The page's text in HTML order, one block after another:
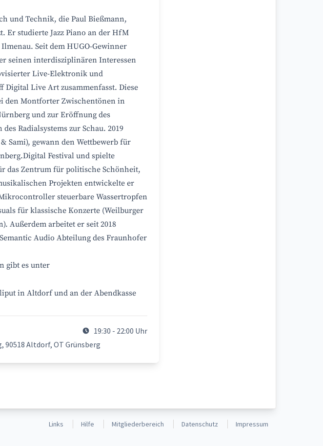
und Technik, die Paul Bießmann,
Er studierte Jazz Piano an der HfM
Seit dem HUGO-Gewinner
seinen interdisziplinären Interessen
Live-Elektronik und
Live Art zusammenfasst. Diese
den Montforter Zwischentönen in
und zur Eröffnung des
Radialsystems zur Schau. 2019
Sami), gewann den Wettbewerb für
Festival und spielte
das Zentrum für politische Schönheit,
Projekten entwickelte er
steuerbare Wassertropfen
für klassische Konzerte (Weilburger
Außerdem arbeitet er seit 2018
Audio Abteilung des Fraunhofer
gibt es unter
in Altdorf und an der Abendkasse
19:30 - 22:00 Uhr
90518 Altdorf, OT Grünsberg
Links Hilfe Mitgliederbereich Datenschutz Impressum